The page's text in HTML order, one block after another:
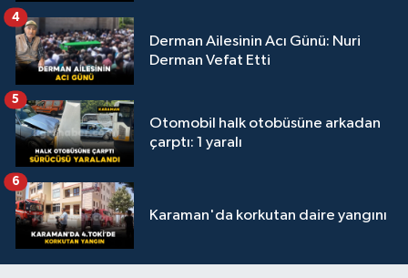
Derman Ailesinin Acı Günü: Nuri
Derman Vefat Etti
4
Otomobil halk otobüsüne arkadan
çarptı: 1 yaralı
5
Karaman'da korkutan daire yangını
6